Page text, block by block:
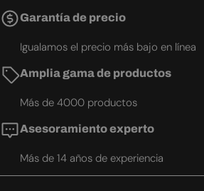
Garantía de precio
Igualamos el precio más bajo en línea
Amplia gama de productos
Más de 4000 productos
Asesoramiento experto
Más de 14 años de experiencia